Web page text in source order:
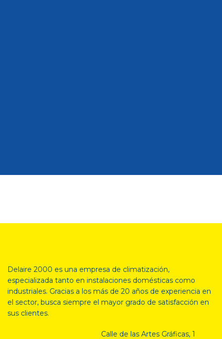
Delaire 2000 es una empresa de climatización,
especializada tanto en instalaciones domésticas como
industriales. Gracias a los más de 20 años de experiencia en
el sector, busca siempre el mayor grado de satisfacción en
sus clientes.
Calle de las Artes Gráficas, 1